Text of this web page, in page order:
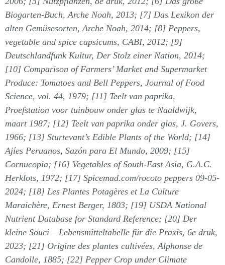
Biogarten-Buch, Arche Noah, 2013; [7] Das Lexikon der
alten Gemüsesorten, Arche Noah, 2014; [8] Peppers,
vegetable and spice capsicums, CABI, 2012; [9]
Deutschlandfunk Kultur, Der Stolz einer Nation, 2014;
[10] Comparison of Farmers’ Market and Supermarket
Produce: Tomatoes and Bell Peppers, Journal of Food
Science, vol. 44, 1979; [11] Teelt van paprika,
Proefstation voor tuinbouw onder glas te Naaldwijk,
maart 1987; [12] Teelt van paprika onder glas, J. Govers,
1966; [13] Sturtevant’s Edible Plants of the World; [14]
Ajíes Peruanos, Sazón para El Mundo, 2009; [15]
Cornucopia; [16] Vegetables of South-East Asia, G.A.C.
Herklots, 1972; [17] Spicemad.com/rocoto peppers 09-05-
2024; [18] Les Plantes Potagères et La Culture
Maraichère, Ernest Berger, 1803; [19] USDA National
Nutrient Database for Standard Reference; [20] Der
kleine Souci – Lebensmitteltabelle für die Praxis, 6e druk,
2023; [21] Origine des plantes cultivées, Alphonse de
Candolle, 1885; [22] Pepper Crop under Climate